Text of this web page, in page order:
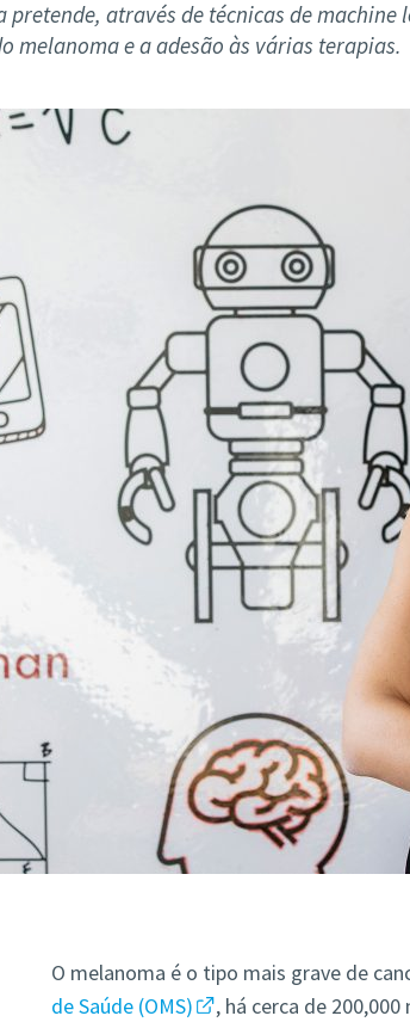
Avançada através de técnicas de machine
melanoma e a adesão às várias terapias.
O melanoma é o tipo mais grave de
de Saúde (OMS)
, há cerca de